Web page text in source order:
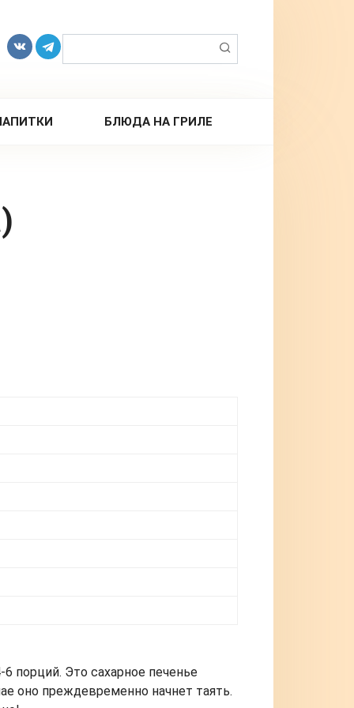
БЛЮДА НА ГРИЛЕ
6 порций. Это сахарное печенье
оно преждевременно начнет таять.